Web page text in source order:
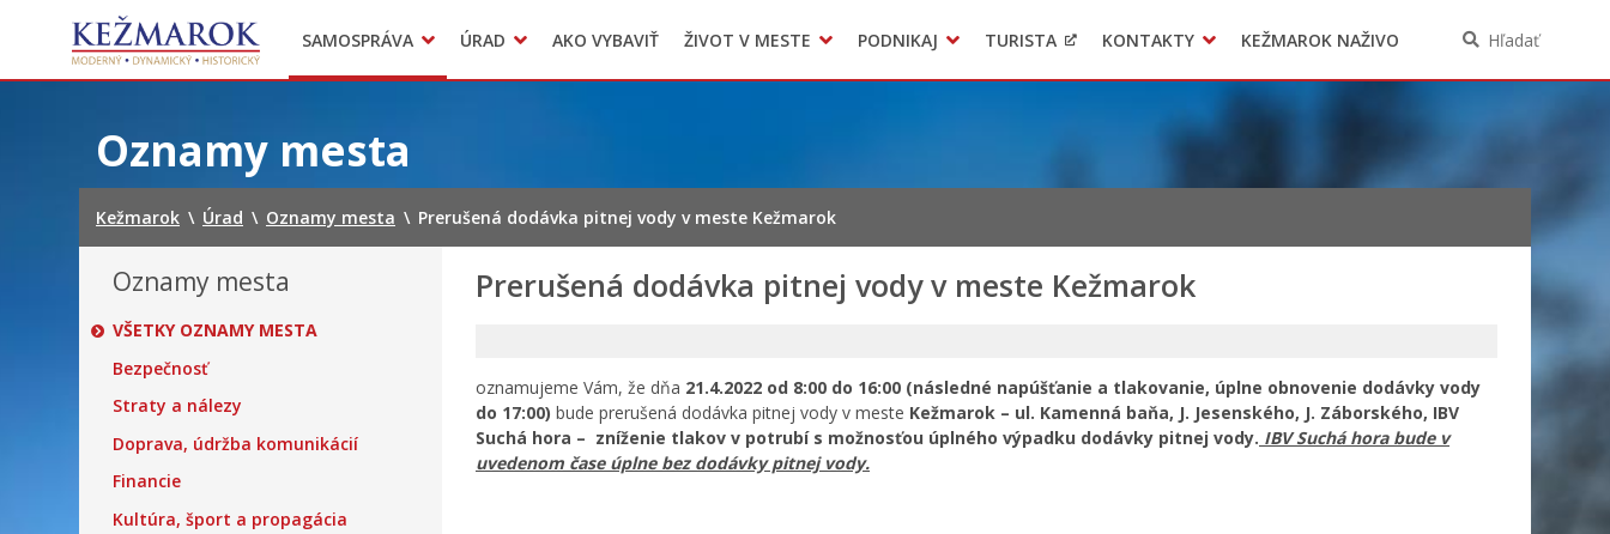
SAMOSPRÁVA
Mestská polícia
Geo informačný systém – Kežmarok
ÚRAD
Sekcie úradu
Oznamovanie podozrení z podvodov
AKO VYBAVIŤ ŽIVOT V MESTE
Triedený zber – NATUR – PACK
PODNIKAJ TURISTA KONTAKTY KEŽMAROK NAŽIVO Hľadať
Oznamy mesta
Kežmarok \ Úrad \ Oznamy mesta \ Prerušená dodávka pitnej vody v meste Kežmarok
Oznamy mesta
VŠETKY OZNAMY MESTA
Bezpečnosť
Straty a nálezy
Doprava, údržba komunikácií
Financie
Kultúra, šport a propagácia
Prerušená dodávka pitnej vody v meste Kežmarok
oznamujeme Vám, že dňa 21.4.2022 od 8:00 do 16:00 (následné napúšťanie a tlakovanie, úplne obnovenie dodávky vody
do 17:00) bude prerušená dodávka pitnej vody v meste Kežmarok – ul. Kamenná baňa, J. Jesenského, J. Záborského, IBV
Suchá hora – zníženie tlakov v potrubí s možnosťou úplného výpadku dodávky pitnej vody. IBV Suchá hora bude v
uvedenom čase úplne bez dodávky pitnej vody.